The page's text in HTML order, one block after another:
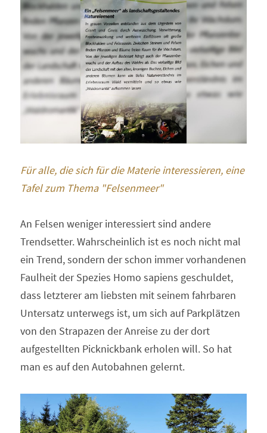
Für alle, die sich für die Materie interessieren, eine
Tafel zum Thema "Felsenmeer"
An Felsen weniger interessiert sind andere
Trendsetter. Wahrscheinlich ist es noch nicht mal
ein Trend, sondern der schon immer vorhandenen
Faulheit der Spezies Homo sapiens geschuldet,
dass letzterer am liebsten mit seinem fahrbaren
Untersatz unterwegs ist, um sich auf Parkplätzen
von den Strapazen der Anreise zu der dort
aufgestellten Picknickbank erholen will. So hat
man es auf den Autobahnen gelernt.